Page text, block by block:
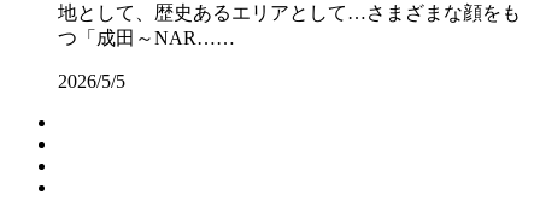
地として、歴史あるエリアとして…さまざまな顔をも
つ「成田～NAR……
2026/5/5